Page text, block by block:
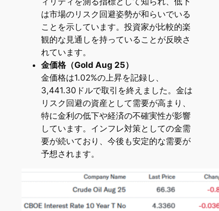
は市場のリスク回避姿勢が和らいでいる
ことを示しています。投資家が比較的楽
観的な見通しを持っていることが反映さ
れています。
金価格（Gold Aug 25）
金価格は1.02%の上昇を記録し、
3,441.30ドルで取引を終えました。金は
リスク回避の資産として需要が高まり、
特に金利の低下や経済の不確実性が影響
しています。インフレ対策としての金需
要が続いており、今後も安定的な需要が
予想されます。